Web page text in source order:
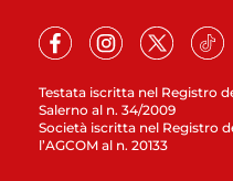
Testata iscritta nel Registro
Salerno al n. 34/2009
Società iscritta nel Registro
l’AGCOM al n. 20133